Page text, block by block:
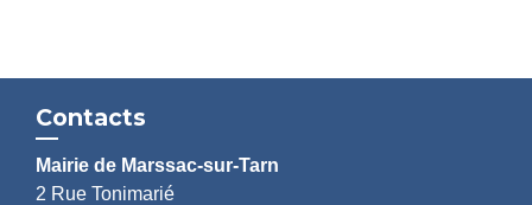
Contacts
Mairie de Marssac-sur-Tarn
2 Rue Tonimarié